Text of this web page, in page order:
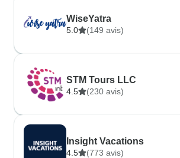
WiseYatra
5.0 (149 avis)
STM Tours LLC
4.5 (230 avis)
Insight Vacations
4.5 (773 avis)